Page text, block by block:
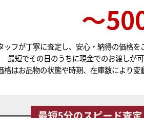
〜
ッフが丁寧に査定し、安心・納得の価格を
最短でその日のうちに現金でのお渡しが可
はお品物の状態や時期、在庫数により変